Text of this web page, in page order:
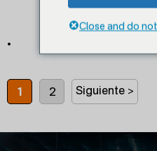
.
1 2 Siguiente >
Close and do